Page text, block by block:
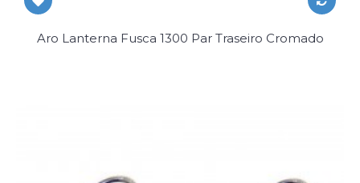
Aro Lanterna Fusca 1300 Par Traseiro Cromado